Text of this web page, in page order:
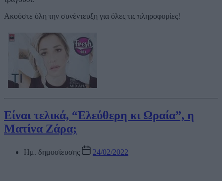
Ακούστε όλη την συνέντευξη για όλες τις πληροφορίες!
Είναι τελικά, “Ελεύθερη κι Ωραία”, η
Ματίνα Ζάρα;
Ημ. δημοσίευσης 24/02/2022